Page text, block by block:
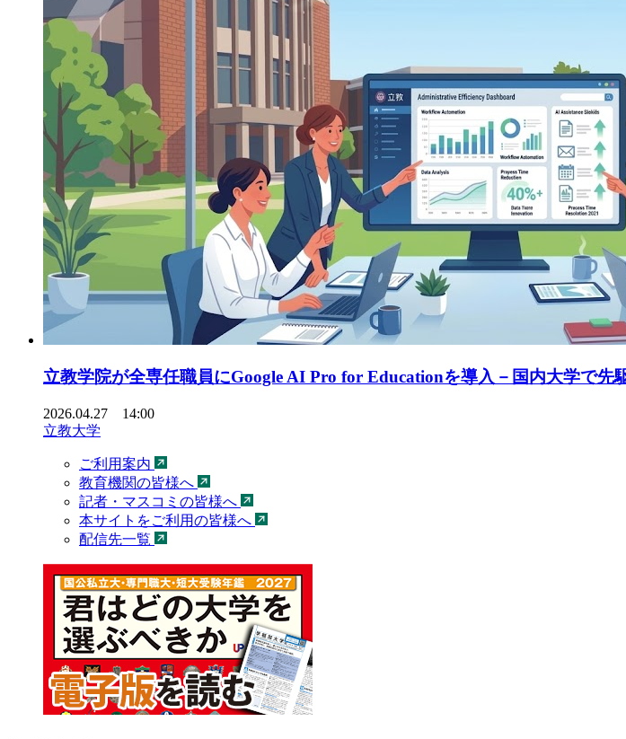
立教学院が全専任職員にGoogle AI Pro for Educationを導入－国内大学で
2026.04.27 14:00
立教大学
ご利用案内
教育機関の皆様へ
記者・マスコミの皆様へ
本サイトをご利用の皆様へ
配信先一覧